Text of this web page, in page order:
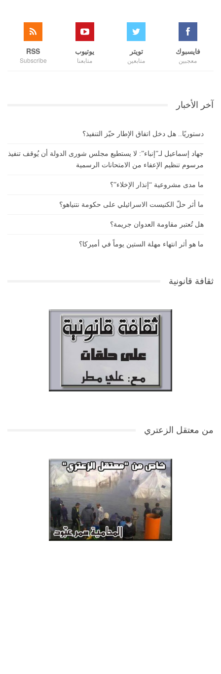
فايسبوك
معجبين
تويتر
متابعين
يوتيوب
متابعنا
RSS
Subscribe
آخر الأخبار
دستوريًا.. هل دخل اتفاق الإطار حيّز التنفيذ؟
جهاد إسماعيل لـ”إنباء”: لا يستطيع مجلس شورى الدولة أن يُوقف تنفيذ
مرسوم تنظيم الإعفاء من الامتحانات الرسمية
ما مدى مشروعية “إنذار الإخلاء”؟
ما أثر حلّ الكنيست الاسرائيلي على حكومة نتنياهو؟
هل تُعتبر مقاومة العدوان جريمة؟
ما هو أثر انتهاء مهلة الستين يوماً في أميركا؟
ثقافة قانونية
من معتقل الزعتري